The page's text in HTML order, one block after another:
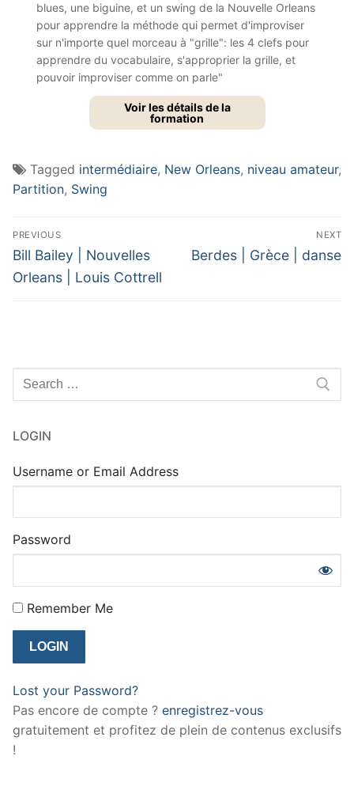
blues, une biguine, et un swing de la Nouvelle Orleans
pour apprendre la méthode qui permet d'improviser
sur n'importe quel morceau à "grille": les 4 clefs pour
apprendre du vocabulaire, s'approprier la grille, et
pouvoir improviser comme on parle"
Voir les détails de la
formation
Tagged intermédiaire, New Orleans, niveau amateur,
Partition, Swing
Navigation
de
l’article
PREVIOUS
Previous
post:
Bill Bailey | Nouvelles
Orleans | Louis Cottrell
NEXT
Next
Berdes | Grèce | danse
Rechercher
:
LOGIN
Username or Email Address
Password
Remember Me
Lost your Password?
Pas encore de compte ? enregistrez-vous
gratuitement et profitez de plein de contenus exclusifs
!